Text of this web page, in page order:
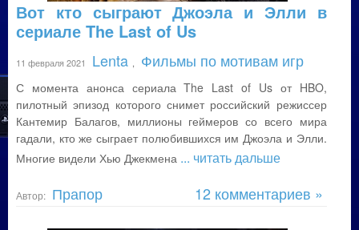
Вот кто сыграют Джоэла и Элли в
сериале The Last of Us
11 февраля 2021 Lenta Фильмы по мотивам игр
С момента анонса сериала The Last of Us от HBO,
пилотный эпизод которого снимет российский режиссер
Кантемир Балагов, миллионы геймеров со всего мира
гадали, кто же сыграет полюбившихся им Джоэла и Элли.
Многие видели Хью Джекмена ... читать дальше
Автор: Прапор 12 комментариев »